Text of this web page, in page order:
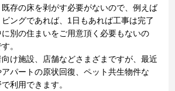
存の床を剥がす必要がないので、例えば
ングであれば、1日もあれば工事は完了
別の住まいをご用意頂く必要もないの
。
け施設、店舗などさまざまですが、最近
パートの原状回復、ペット共生物件な
利用できます。